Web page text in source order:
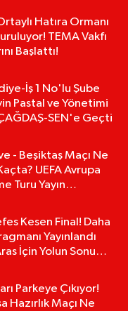
Hatıra Ormanı
TEMA Vakfı
Başlattı!
İş 1 No'lu Şube
ve Yönetimi
SEN'e Geçti
- Beşiktaş Maçı Ne
UEFA Avrupa
Turu Yayın
Kesen Final! Daha
Yayınlandı
İçin Yolun Sonu
Parkeye Çıkıyor!
Hazırlık Maçı Ne